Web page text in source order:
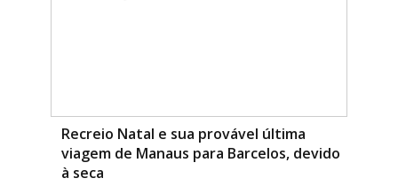
Recreio Natal e sua provável última
viagem de Manaus para Barcelos, devido
à seca